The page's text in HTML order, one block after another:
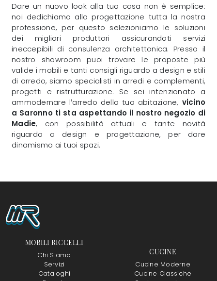
Dare un nuovo look alla tua casa non è semplice:
noi dedichiamo alla progettazione tutta la nostra
professione, per questo selezioniamo le soluzioni
dei migliori produttori assicurandoti servizi
ineccepibili di consulenza architettonica. Presso il
nostro showroom puoi trovare le proposte più
valide i mobili e tanti consigli riguardo a design e stili
di arredo, siamo specialisti in arredi e complementi,
progetti e ristrutturazione. Se sei intenzionato a
ammodernare l’arredo della tua abitazione, vicino
a Saronno ti sta aspettando il nostro negozio di
Madie, con possibilità attuali e tante novità
riguardo a design e progettazione, per dare
dinamismo ai tuoi spazi.
MOBILI RICCELLI
Chi Siamo
Servizi
Cataloghi
CUCINE
Cucine Moderne
Cucine Classiche